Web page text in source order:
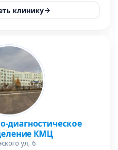
клинику
диагностическое
КМЦ
ул, 6